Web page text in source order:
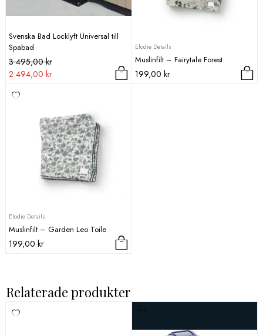
Svenska Bad Locklyft Universal till
Spabad
3 495,00kr
Det
ursprungliga
var:
495,00 kr.
2 494,00 kr
Det
nuvarande
är:
494,00 kr.
Elodie Details
Muslinfilt – Fairytale Forest
199,00 kr
Elodie Details
Muslinfilt – Garden Leo Toile
199,00 kr
Relaterade produkter